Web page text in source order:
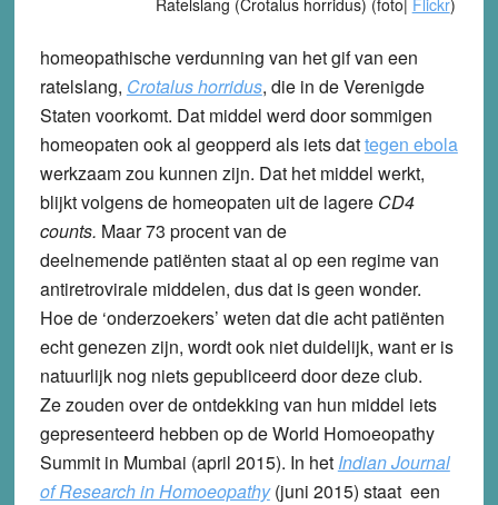
homeopathische verdunning van het gif van een
ratelslang, Crotalus horridus, die in de Verenigde
Staten voorkomt. Dat middel werd door sommigen
homeopaten ook al geopperd als iets dattegen ebola
werkzaam zou kunnen zijn. Dat het middel werkt,
blijkt volgens de homeopaten uit de lagere CD4
counts. Maar 73 procent van de
deelnemende patiënten staat al op een regime van
antiretrovirale middelen, dus dat is geen wonder.
Hoe de ‘onderzoekers’ weten dat die acht patiënten
echt genezen zijn, wordt ook niet duidelijk, want er is
natuurlijk nog niets gepubliceerd door deze club.
Ze zouden over de ontdekking van hun middel iets
gepresenteerd hebben op de World Homoeopathy
Summit in Mumbai (april 2015). In het Indian Journal
of Research in Homoeopathy(juni 2015) staat een